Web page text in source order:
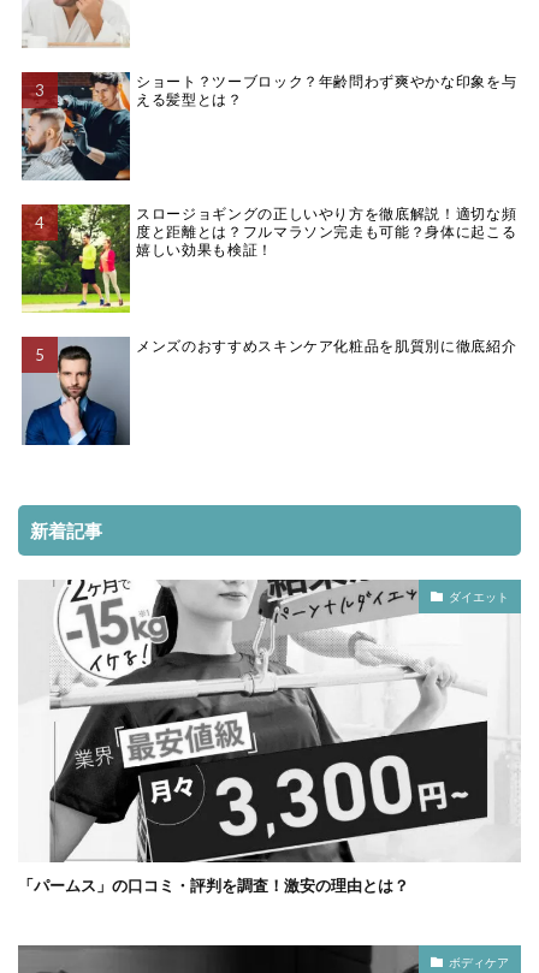
ショート？ツーブロック？年齢問わず爽やかな印象を与
える髪型とは？
スロージョギングの正しいやり方を徹底解説！適切な頻
度と距離とは？フルマラソン完走も可能？身体に起こる
嬉しい効果も検証！
メンズのおすすめスキンケア化粧品を肌質別に徹底紹介
新着記事
ダイエット
「パームス」の口コミ・評判を調査！激安の理由とは？
ボディケア